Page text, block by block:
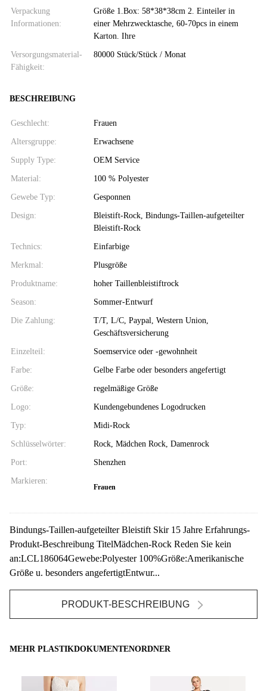
Verpackung
Informationen:
Größe 1.Box: 58*38*38cm 2. Einteiler in
einer Mehrzwecktasche, 60-70pcs in einem
Karton. Ihre
Versorgungsmaterial-
Fähigkeit:
80000 Stück/Stück / Monat
BESCHREIBUNG
Geschlecht: Frauen
Altersgruppe: Erwachsene
Supply Type: OEM Service
Material: 100 % Polyester
Gewebe Typ: Gesponnen
Design:
Bleistift-Rock, Bindungs-Taillen-aufgeteilter
Bleistift-Rock
Technics: Einfarbige
Merkmal: Plusgröße
Produktname: hoher Taillenbleistiftrock
Season: Sommer-Entwurf
Die Zahlung:
T/T, L/C, Paypal, Western Union,
Geschäftsversicherung
Einzelteil: Soemservice oder -gewohnheit
Farbe: Gelbe Farbe oder besonders angefertigt
Größe: regelmäßige Größe
Logo: Kundengebundenes Logodrucken
Typ: Midi-Rock
Schlüsselwörter: Rock, Mädchen Rock, Damenrock
Port: Shenzhen
Markieren:
Frauen
Bindungs-Taillen-aufgeteilter Bleistift Skir 15 Jahre Erfahrungs-
Produkt-Beschreibung TitelMädchen-Rock Reden Sie kein
an:LCL186064Gewebe:Polyester 100%Größe:Amerikanische
Größe u. besonders angefertigtEntwur...
PRODUKT-BESCHREIBUNG
MEHR PLASTIKDOKUMENTENORDNER